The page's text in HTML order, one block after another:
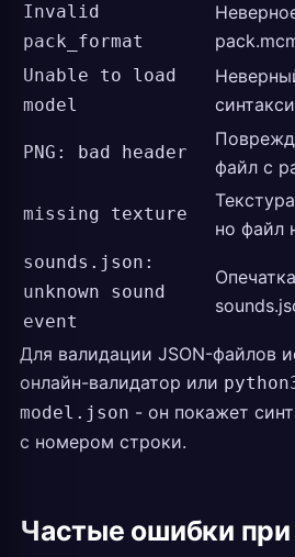
Invalid
pack_format
Unable to load
model
PNG: bad header
файл с
missing texture
но файл
sounds.json:
unknown sound
event
Для валидации JSON-файлов
онлайн-валидатор или
model.json - он покажет
с номером строки.
Частые ошибки при